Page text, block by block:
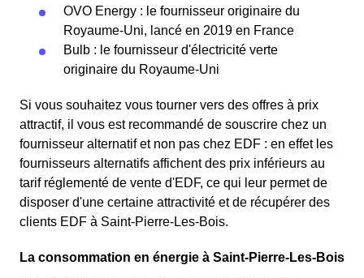
OVO Energy : le fournisseur originaire du
Royaume-Uni, lancé en 2019 en France
Bulb : le fournisseur d'électricité verte
originaire du Royaume-Uni
Si vous souhaitez vous tourner vers des offres à prix
attractif, il vous est recommandé de souscrire chez un
fournisseur alternatif et non pas chez EDF : en effet les
fournisseurs alternatifs affichent des prix inférieurs au
tarif réglementé de vente d'EDF, ce qui leur permet de
disposer d'une certaine attractivité et de récupérer des
clients EDF à Saint-Pierre-Les-Bois.
La consommation en énergie à Saint-Pierre-Les-Bois